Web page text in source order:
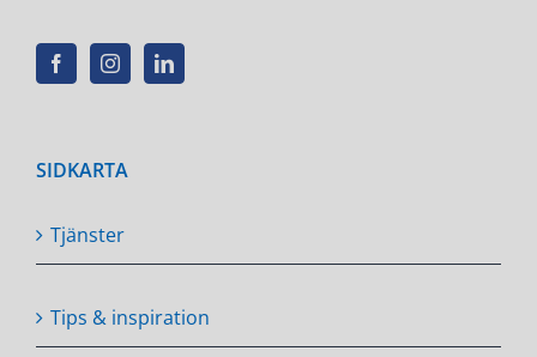
SIDKARTA
Tjänster
Tips & inspiration